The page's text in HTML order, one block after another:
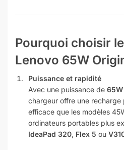
Pourquoi choisir
Lenovo 65W
Puissance et rapidité
Avec une puissance de
chargeur offre une recharge
efficace que les modèles
ordinateurs portables plus
IdeaPad 320, Flex 5 ou